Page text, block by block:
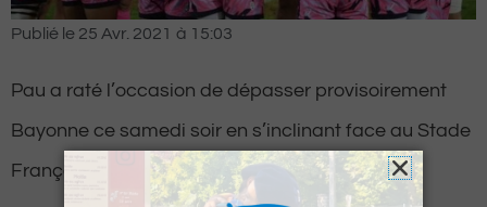
Publié le 25 Avr. 2021 à 15:03
Pau a raté l’occasion de dépasser provisoirement
Bayonne ce samedi soir en s’inclinant face au Stade
Français sous le score de 46 à 32.